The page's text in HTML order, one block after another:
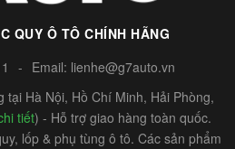
QUY Ô TÔ CHÍNH HÃNG
- Email: lienhe@g7auto.vn
tại Hà Nội, Hồ Chí Minh, Hải Phòng,
tiết) - Hỗ trợ giao hàng toàn quốc.
lốp & phụ tùng ô tô. Các sản phẩm